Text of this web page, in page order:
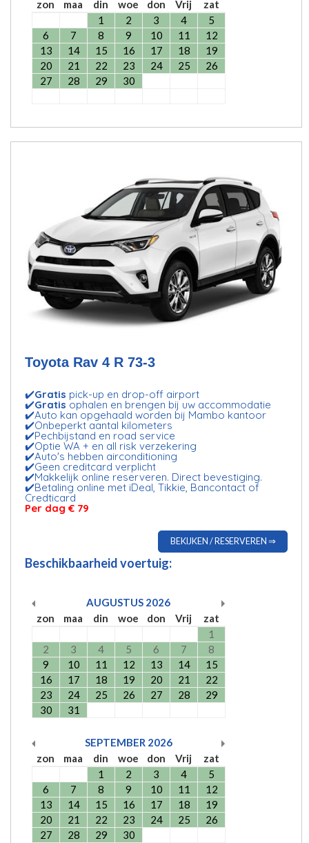
zon maa din woe don Vrij
zat
1
2 3 4
5
6
7 8 9 10 11
12
13
14 15 16 17 18
19
20
21 22 23 24 25
26
27
28 29 30
Toyota Rav 4 R 73-3
✔️Gratis pick-up en drop-off airport
✔️Gratis ophalen en brengen bij uw accommodatie
✔️Auto kan opgehaald worden bij Mambo kantoor
✔️Onbeperkt aantal kilometers
✔️Pechbijstand en road service
✔️Optie WA + en all risk verzekering
✔️Auto's hebben airconditioning
✔️Geen creditcard verplicht
✔️Makkelijk online reserveren. Direct bevestiging.
✔️Betaling online met iDeal, Tikkie, Bancontact of
Credticard
Per dag € 79
BEKIJKEN / RESERVEREN ⇒
Beschikbaarheid voertuig:
AUGUSTUS 2026
zon
maa din woe don Vrij
zat
1
2
3 4 5 6 7
8
9
10 11 12 13 14
15
16
17 18 19 20 21
22
23
24 25 26 27 28
29
30
31
SEPTEMBER 2026
zon
maa din woe don Vrij
zat
1
2 3 4
5
6
7 8 9 10 11
12
13
14 15 16 17 18
19
20
21 22 23 24 25
26
27
28 29 30